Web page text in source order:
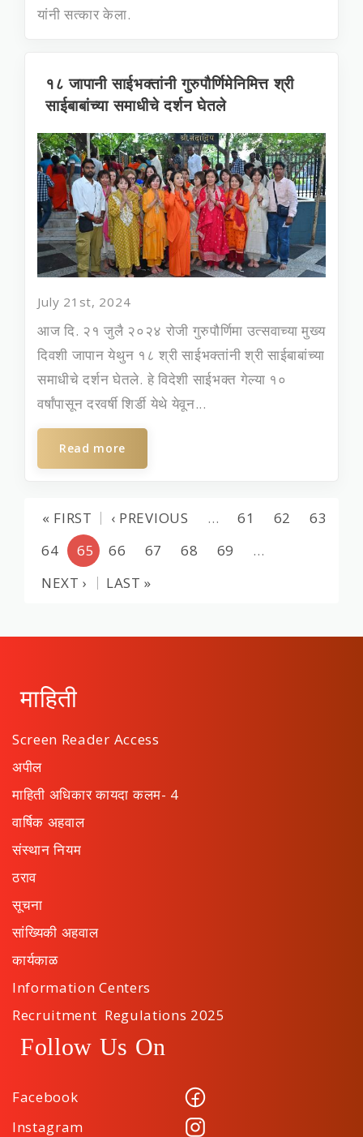
यांनी सत्‍कार केला.
१८ जापानी साईभक्तांनी गुरुपौर्णिमेनिमित्त श्री
साईबाबांच्या समाधीचे दर्शन घेतले
July 21st, 2024
आज दि. २१ जुलै २०२४ रोजी गुरुपौर्णिमा उत्‍सवाच्‍या मुख्‍य
दिवशी जापान येथुन १८ श्री साईभक्‍तांनी श्री साईबाबांच्‍या
समाधीचे दर्शन घेतले. हे विदेशी साईभक्‍त गेल्‍या १०
वर्षांपासून दरवर्षी शिर्डी येथे येवून...
Read more
« FIRST ‹ PREVIOUS … 61 62
63
64
65 66 67 68 69
…
NEXT ›
LAST »
माहिती
Screen Reader Access
अपील
माहिती अधिकार कायदा कलम- 4
वार्षिक अहवाल
संस्थान नियम
ठराव
सूचना
सांख्यिकी अहवाल
कार्यकाळ
Information Centers
Recruitment Regulations 2025
Follow Us On
Facebook
Instagram